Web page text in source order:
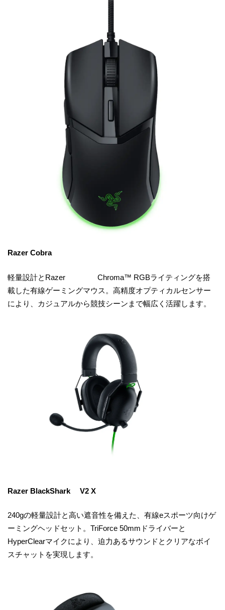
Razer Cobra
軽量設計とRazer Chroma™ RGBライティングを搭
載した有線ゲーミングマウス。高精度オプティカルセンサー
により、カジュアルから競技シーンまで幅広く活躍します。
Razer BlackShark V2 X
240gの軽量設計と高い遮音性を備えた、有線eスポーツ向けゲ
ーミングヘッドセット。TriForce 50mmドライバーと
HyperClearマイクにより、迫力あるサウンドとクリアなボイ
スチャットを実現します。